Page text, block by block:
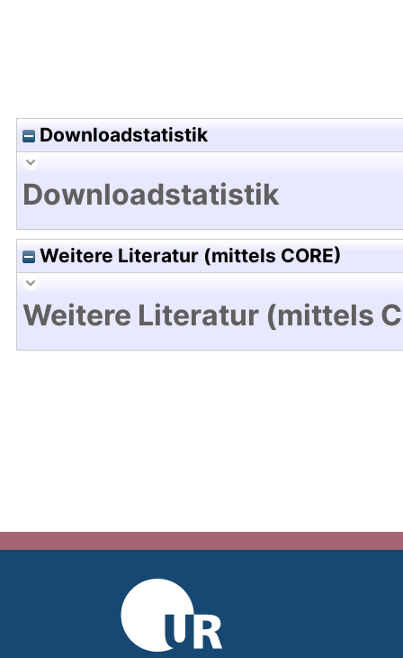
Downloadstatistik
Downloadstatistik
Weitere Literatur (mittels CORE)
Weitere Literatur (mittels